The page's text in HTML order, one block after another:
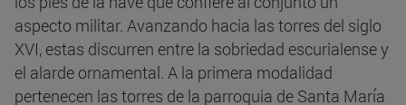
aspecto militar. Avanzando hacia las torres del siglo
XVI, estas discurren entre la sobriedad escurialense y
el alarde ornamental. A la primera modalidad
pertenecen las torres de la parroquia de Santa María